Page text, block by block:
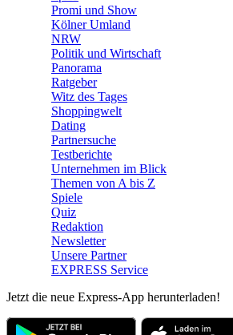
Promi und Show
Kölner Umland
NRW
Politik und Wirtschaft
Panorama
Ratgeber
Witz des Tages
Shoppingwelt
Dating
Partnersuche
Testberichte
Unternehmen im Blick
Themen von A bis Z
Spiele
Quiz
Redaktion
Newsletter
Unsere Partner
EXPRESS Service
Jetzt die neue Express-App herunterladen!